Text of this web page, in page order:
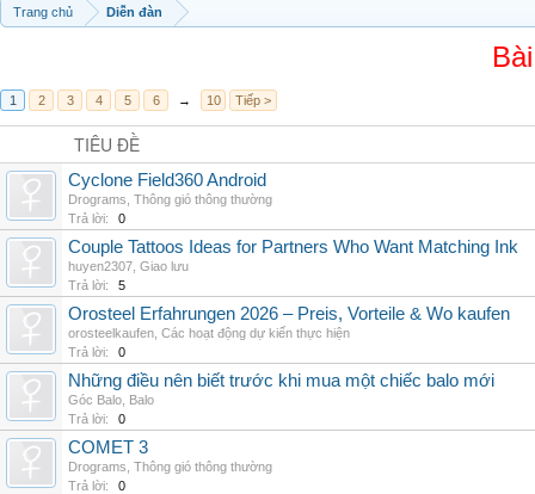
Trang chủ Diễn đàn
1 2 3 4 5 6 → 10 Tiếp >
TIÊU ĐỀ
Cyclone Field360 Android
Drograms Thông gió thông thường
Trả lời:
0
Couple Tattoos Ideas for Partners Who Want Matching Ink
huyen2307 Giao lưu
Trả lời:
5
Orosteel Erfahrungen 2026 – Preis, Vorteile & Wo kaufen
orosteelkaufen Các hoạt động dự kiến thực hiện
Trả lời:
0
Những điều nên biết trước khi mua một chiếc balo mới
Góc Balo Balo
Trả lời:
0
COMET 3
Drograms Thông gió thông thường
Trả lời:
0